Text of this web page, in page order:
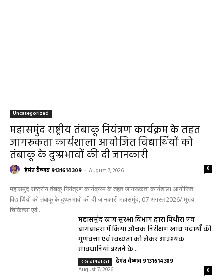
Uncategorized
महासमुंद राष्ट्रीय तंबाकू नियंत्रण कार्यक्रम के तहत
जागरूकता कार्यशाला आयोजित विद्यार्थियों को
तंबाकू के दुष्प्रभावों की दी जानकारी
हेमंत वैष्णव 9131614309 - August 7, 2026 0
महासमुंद राष्ट्रीय तंबाकू नियंत्रण कार्यक्रम के तहत जागरूकता कार्यशाला आयोजित
विद्यार्थियों को तंबाकू के दुष्प्रभावों की दी जानकारी महासमुंद, 07 अगस्त 2026/ मुख्य
चिकित्सा एवं...
महासमुंद खाद्य सुरक्षा विभाग द्वारा पिथौरा एवं
बागबाहरा में किया औचक निरीक्षण खाद्य पदार्थों की
गुणवत्ता एवं स्वच्छता को लेकर आवश्यक
सावधानियां बरतने के...
CG बागबाहरा हेमंत वैष्णव 9131614309 -
August 7, 2026
0